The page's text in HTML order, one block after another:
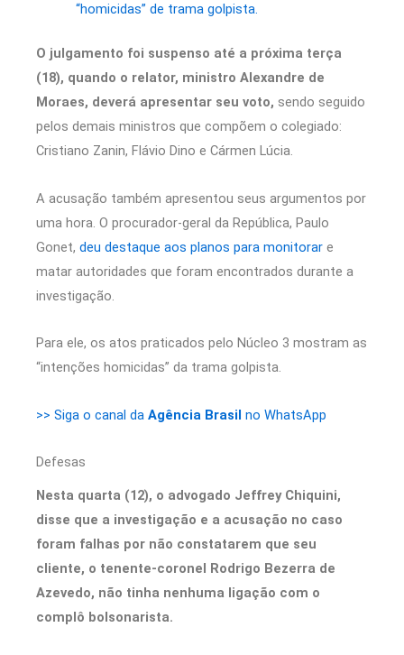
“homicidas” de trama golpista.
O julgamento foi suspenso até a próxima terça
(18), quando o relator, ministro Alexandre de
Moraes, deverá apresentar seu voto, sendo seguido
pelos demais ministros que compõem o colegiado:
Cristiano Zanin, Flávio Dino e Cármen Lúcia.
A acusação também apresentou seus argumentos por
uma hora. O procurador-geral da República, Paulo
Gonet, deu destaque aos planos para monitorar e
matar autoridades que foram encontrados durante a
investigação.
Para ele, os atos praticados pelo Núcleo 3 mostram as
“intenções homicidas” da trama golpista.
>> Siga o canal da Agência Brasil no WhatsApp
Defesas
Nesta quarta (12), o advogado Jeffrey Chiquini,
disse que a investigação e a acusação no caso
foram falhas por não constatarem que seu
cliente, o tenente-coronel Rodrigo Bezerra de
Azevedo, não tinha nenhuma ligação com o
complô bolsonarista.